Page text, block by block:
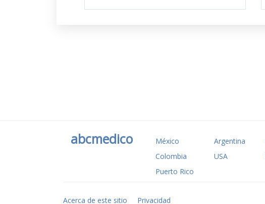
abcmedico México Argentina
Colombia
USA
Puerto Rico
Acerca de este sitio Privacidad